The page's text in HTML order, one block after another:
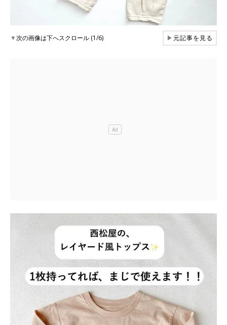
▼次の画像は下へスクロール (1/6) ▶元記事を見る